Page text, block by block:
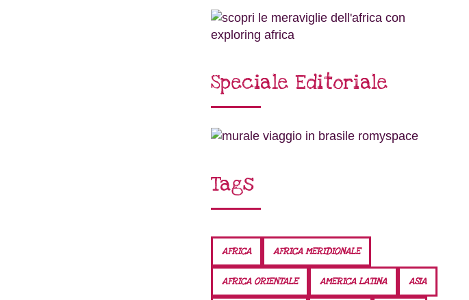
Speciale Editoriale
Tags
AFRICA AFRICA MERIDIONALE
AFRICA ORIENTALE AMERICA LATINA ASIA